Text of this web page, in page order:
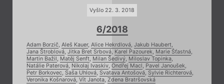
Vyšlo 22. 3. 2018
6/2018
Adam Borzič, Aleš Kauer, Alice Hekrdlová, Jakub Haubert,
Jana Štroblová, Jitka Bret Srbová, Karel Pazourek, Marie Šťastná,
Martin Bažil , Matěj Senft, Milan Šedivý, Miloslav Topinka,
Natálie Paterová, Nikolaj Ivaskiv, Ondřej Macl , Pavel Janoušek,
Petr Borkovec, Saša Uhlová, Svatava Antošová, Sylvie Richterová,
Veronika Košnarová, Vít Janota, Zdena Bratršovská